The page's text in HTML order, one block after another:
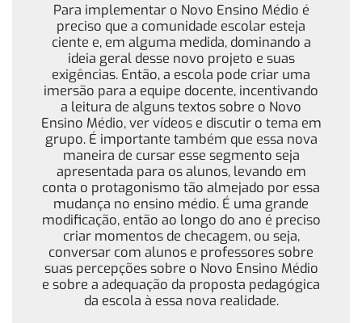
Para implementar o Novo Ensino Médio é
preciso que a comunidade escolar esteja
ciente e, em alguma medida, dominando a
ideia geral desse novo projeto e suas
exigências. Então, a escola pode criar uma
imersão para a equipe docente, incentivando
a leitura de alguns textos sobre o Novo
Ensino Médio, ver vídeos e discutir o tema em
grupo. É importante também que essa nova
maneira de cursar esse segmento seja
apresentada para os alunos, levando em
conta o protagonismo tão almejado por essa
mudança no ensino médio. É uma grande
modificação, então ao longo do ano é preciso
criar momentos de checagem, ou seja,
conversar com alunos e professores sobre
suas percepções sobre o Novo Ensino Médio
e sobre a adequação da proposta pedagógica
da escola à essa nova realidade.